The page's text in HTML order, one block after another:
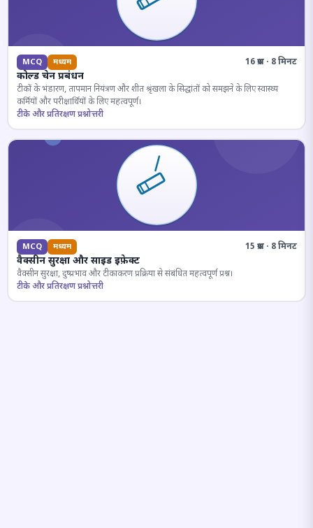
MCQ मध्यम 16 प्रश्न · 8 मिनट
कोल्ड चेन प्रबंधन
टीकों के भंडारण, तापमान नियंत्रण और शीत श्रृंखला के सिद्धांतों को समझने के लिए स्वास्थ्य
कर्मियों और परीक्षार्थियों के लिए महत्वपूर्ण।
टीके और प्रतिरक्षण प्रश्नोत्तरी
MCQ मध्यम 15 प्रश्न · 8 मिनट
वैक्सीन सुरक्षा और साइड इफ़ेक्ट
वैक्सीन सुरक्षा, दुष्प्रभाव और टीकाकरण प्रक्रिया से संबंधित महत्वपूर्ण प्रश्न।
टीके और प्रतिरक्षण प्रश्नोत्तरी